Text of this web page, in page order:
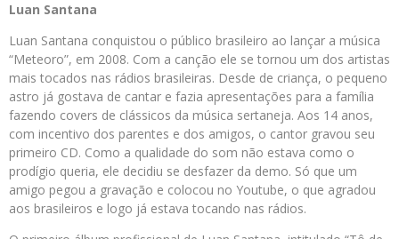
Luan Santana
Luan Santana conquistou o público brasileiro ao lançar a música
“Meteoro”, em 2008. Com a canção ele se tornou um dos artistas
mais tocados nas rádios brasileiras. Desde de criança, o pequeno
astro já gostava de cantar e fazia apresentações para a família
fazendo covers de clássicos da música sertaneja. Aos 14 anos,
com incentivo dos parentes e dos amigos, o cantor gravou seu
primeiro CD. Como a qualidade do som não estava como o
prodígio queria, ele decidiu se desfazer da demo. Só que um
amigo pegou a gravação e colocou no Youtube, o que agradou
aos brasileiros e logo já estava tocando nas rádios.